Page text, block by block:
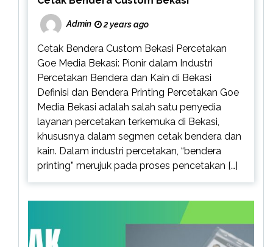
Admin 2 years ago
Cetak Bendera Custom Bekasi Percetakan
Goe Media Bekasi: Pionir dalam Industri
Percetakan Bendera dan Kain di Bekasi
Definisi dan Bendera Printing Percetakan Goe
Media Bekasi adalah salah satu penyedia
layanan percetakan terkemuka di Bekasi,
khususnya dalam segmen cetak bendera dan
kain. Dalam industri percetakan, “bendera
printing” merujuk pada proses pencetakan […]